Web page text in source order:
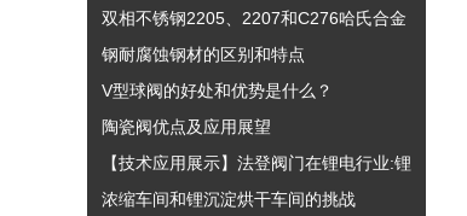
双相不锈钢2205、2207和C276哈氏合金
钢耐腐蚀钢材的区别和特点
V型球阀的好处和优势是什么？
陶瓷阀优点及应用展望
【技术应用展示】法登阀门在锂电行业:锂
浓缩车间和锂沉淀烘干车间的挑战